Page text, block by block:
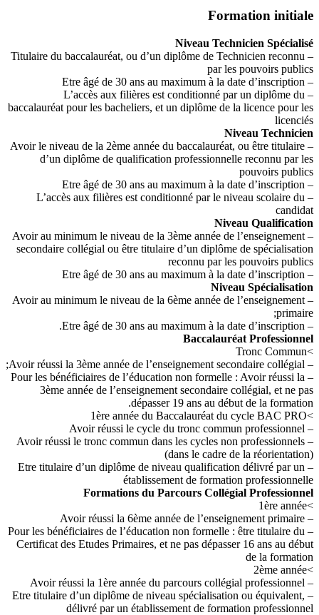
Formation initiale
Niveau Technicien Spécialisé
– Titulaire du baccalauréat, ou d’un diplôme de Technicien reconnu
par les pouvoirs publics
– Etre âgé de 30 ans au maximum à la date d’inscription
– L’accès aux filières est conditionné par un diplôme du
baccalauréat pour les bacheliers, et un diplôme de la licence pour les
licenciés
Niveau Technicien
– Avoir le niveau de la 2ème année du baccalauréat, ou être titulaire
d’un diplôme de qualification professionnelle reconnu par les
pouvoirs publics
– Etre âgé de 30 ans au maximum à la date d’inscription
– L’accès aux filières est conditionné par le niveau scolaire du
candidat
Niveau Qualification
– Avoir au minimum le niveau de la 3ème année de l’enseignement
secondaire collégial ou être titulaire d’un diplôme de spécialisation
reconnu par les pouvoirs publics
– Etre âgé de 30 ans au maximum à la date d’inscription
Niveau Spécialisation
– Avoir au minimum le niveau de la 6ème année de l’enseignement
primaire;
– Etre âgé de 30 ans au maximum à la date d’inscription.
Baccalauréat Professionnel
>Tronc Commun
– Avoir réussi la 3ème année de l’enseignement secondaire collégial;
– Pour les bénéficiaires de l’éducation non formelle : Avoir réussi la
3ème année de l’enseignement secondaire collégial, et ne pas
dépasser 19 ans au début de la formation.
>1ère année du Baccalauréat du cycle BAC PRO
– Avoir réussi le cycle du tronc commun professionnel
– Avoir réussi le tronc commun dans les cycles non professionnels
(dans le cadre de la réorientation)
– Etre titulaire d’un diplôme de niveau qualification délivré par un
établissement de formation professionnelle
Formations du Parcours Collégial Professionnel
>1ère année
– Avoir réussi la 6ème année de l’enseignement primaire
– Pour les bénéficiaires de l’éducation non formelle : être titulaire du
Certificat des Etudes Primaires, et ne pas dépasser 16 ans au début
de la formation
>2ème année
– Avoir réussi la 1ère année du parcours collégial professionnel
– Etre titulaire d’un diplôme de niveau spécialisation ou équivalent,
délivré par un établissement de formation professionnel